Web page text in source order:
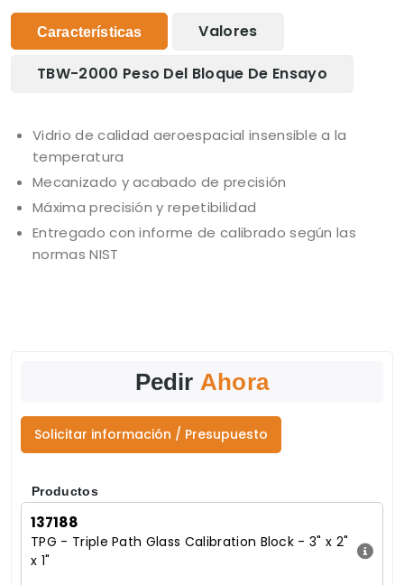
Características Valores
TBW-2000 Peso Del Bloque De Ensayo
Vidrio de calidad aeroespacial insensible a la
temperatura
Mecanizado y acabado de precisión
Máxima precisión y repetibilidad
Entregado con informe de calibrado según las
normas NIST
Pedir Ahora
Solicitar información / Presupuesto
Productos
137188
TPG - Triple Path Glass Calibration Block - 3" x 2"
x 1"